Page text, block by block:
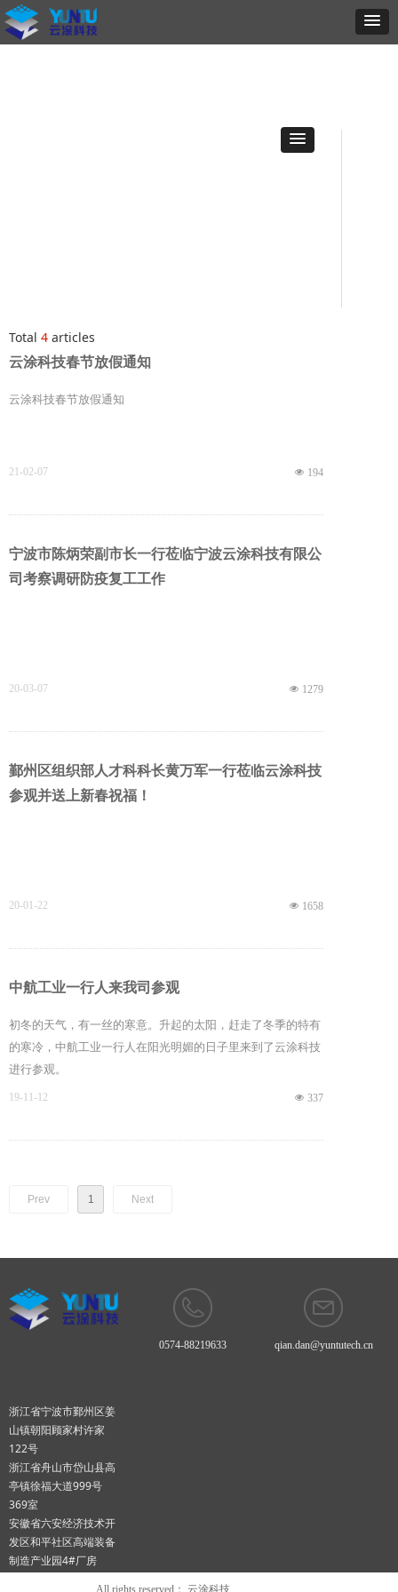
Total 4 articles
云涂科技春节放假通知
云涂科技春节放假通知
넶 194
21-02-07
宁波市陈炳荣副市长一行莅临宁波云涂科技有限公
司考察调研防疫复工工作
넶 1279
20-03-07
鄞州区组织部人才科科长黄万军一行莅临云涂科技
参观并送上新春祝福！
넶 1658
20-01-22
中航工业一行人来我司参观
初冬的天气，有一丝的寒意。升起的太阳，赶走了冬季的特有
的寒冷，中航工业一行人在阳光明媚的日子里来到了云涂科技
进行参观。
넶 337
19-11-12
Prev 1 Next
0574-88219633 qian.dan@yuntutech.cn
浙江省宁波市鄞州区姜
山镇朝阳顾家村许家
122号
浙江省舟山市岱山县高
亭镇徐福大道999号
369室
安徽省六安经济技术开
发区和平社区高端装备
制造产业园4#厂房
All rights reserved： 云涂科技